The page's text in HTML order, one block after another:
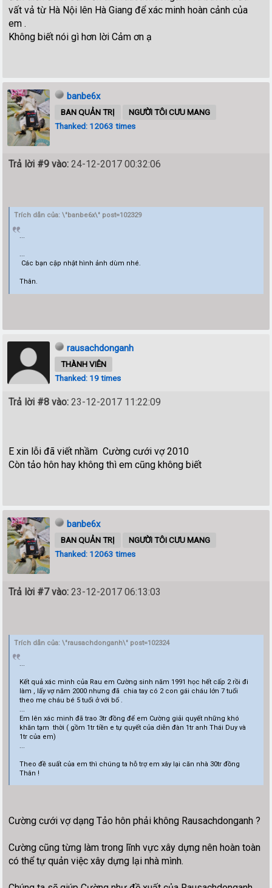
vất vả từ Hà Nội lên Hà Giang để xác minh hoàn cảnh của
em .
Không biết nói gì hơn lời Cảm ơn ạ
banbe6x
BAN QUẢN TRỊ
NGƯỜI TÔI CƯU MANG
Thanked: 12063 times
Trả lời #9 vào: 24-12-2017 00:32:06
Trích dẫn của: \"banbe6x\" post=102329
...
...
Các bạn cập nhật hình ảnh dùm nhé.
Thân.
rausachdonganh
THÀNH VIÊN
Thanked: 19 times
Trả lời #8 vào: 23-12-2017 11:22:09
E xin lỗi đã viết nhầm Cường cưới vợ 2010
Còn tảo hôn hay không thì em cũng không biết
banbe6x
BAN QUẢN TRỊ
NGƯỜI TÔI CƯU MANG
Thanked: 12063 times
Trả lời #7 vào: 23-12-2017 06:13:03
Trích dẫn của: \"rausachdonganh\" post=102324
...
Kết quả xác minh của Rau em Cường sinh năm 1991 học hết cấp 2 rồi đi
làm , lấy vợ năm 2000 nhưng đã chia tay có 2 con gái cháu lớn 7 tuổi
theo mẹ cháu bé 5 tuổi ở với bố .
...
Em lên xác minh đã trao 3tr đồng để em Cường giải quyết những khó
khăn tạm thời ( gồm 1tr tiền e tự quyết của diễn đàn 1tr anh Thái Duy và
1tr của em)
...
Theo đề suất của em thì chúng ta hỗ trợ em xây lại căn nhà 30tr đồng
Thân !
Cường cưới vợ dạng Tảo hôn phải không Rausachdonganh ?
Cường cũng từng làm trong lĩnh vực xây dựng nên hoàn toàn
có thể tự quản việc xây dựng lại nhà mình.